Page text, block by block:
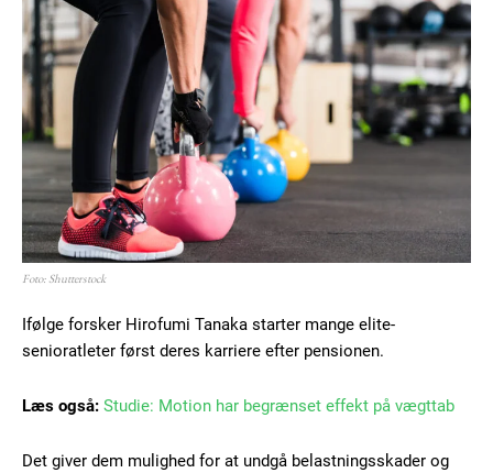
Nullam eu erat condimentum
Donec quis est ac felis
Orci varius natoque dolor
YEARLY PRICING MONTHLY PRICING
Foto: Shutterstock
Ifølge forsker Hirofumi Tanaka starter mange elite-
senioratleter først deres karriere efter pensionen.
Læs også: Studie: Motion har begrænset effekt på vægttab
Det giver dem mulighed for at undgå belastningsskader og